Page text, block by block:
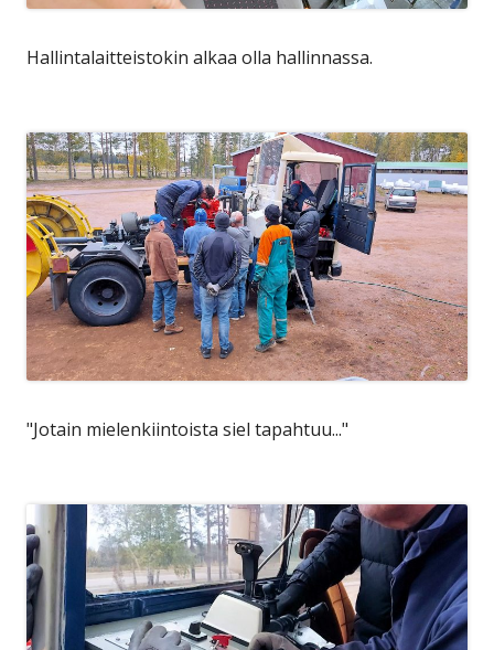
Hallintalaitteistokin alkaa olla hallinnassa.
"Jotain mielenkiintoista siel tapahtuu..."